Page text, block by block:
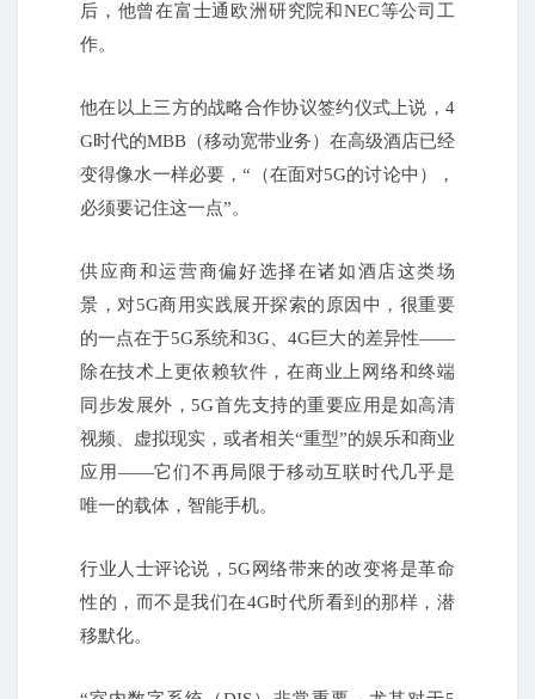
后，他曾在富士通欧洲研究院和NEC等公司工
作。
他在以上三方的战略合作协议签约仪式上说，4
G时代的MBB（移动宽带业务）在高级酒店已经
变得像水一样必要，“（在面对5G的讨论中），
必须要记住这一点”。
供应商和运营商偏好选择在诸如酒店这类场
景，对5G商用实践展开探索的原因中，很重要
的一点在于5G系统和3G、4G巨大的差异性——
除在技术上更依赖软件，在商业上网络和终端
同步发展外，5G首先支持的重要应用是如高清
视频、虚拟现实，或者相关“重型”的娱乐和商业
应用——它们不再局限于移动互联时代几乎是
唯一的载体，智能手机。
行业人士评论说，5G网络带来的改变将是革命
性的，而不是我们在4G时代所看到的那样，潜
移默化。